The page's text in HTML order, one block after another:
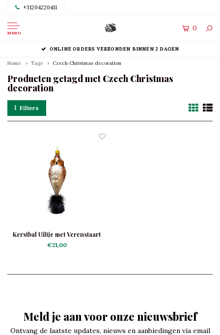
+31204220411
MENU
0
ONLINE ORDERS VERZONDEN BINNEN 2 DAGEN
Home Tags Czech Christmas decoration
Producten getagd met Czech Christmas
decoration
Filters
Kerstbal Uiltje met Verenstaart
€21,00
Meld je aan voor onze nieuwsbrief
Ontvang de laatste updates, nieuws en aanbiedingen via email